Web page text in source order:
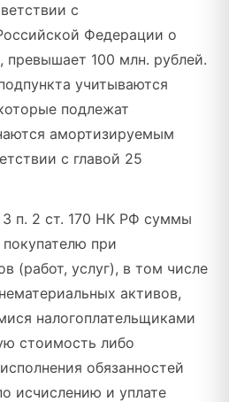
с
Федерации о
превышает 100 млн. рублей.
учитываются
подлежат
амортизируемым
с главой 25
3 п. 2 ст. 170 НК РФ суммы
при
(работ, услуг), в том числе
активов,
налогоплательщиками
стоимость либо
обязанностей
исчислению и уплате